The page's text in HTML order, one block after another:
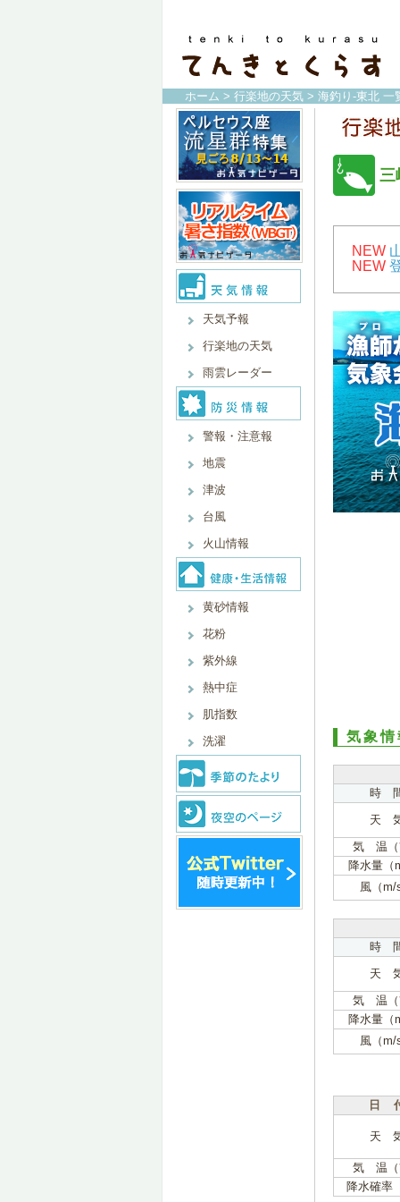
ホーム > 行楽地の天気 > 海釣り-東北 一
天気予報
行楽地の天気
雨雲レーダー
警報・注意報
地震
津波
台風
火山情報
黄砂情報
花粉
紫外線
熱中症
肌指数
洗濯
三
NEW
NEW
気象情
時
天
気 温
降水量（
風（m/
時
天
気 温
降水量（
風（m/
日
天
気 温
降水確率